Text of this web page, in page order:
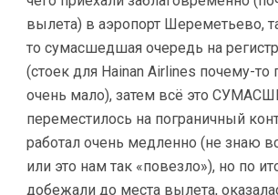
вылета) в аэропорт Шереметьево,
то сумасшедшая очередь на
(стоек для Hainan Airlines почему-то
очень мало), затем всё это
переместилось на пограничный
работал очень медленно (не знаю
или это нам так «повезло»), но по
добежали до места вылета,